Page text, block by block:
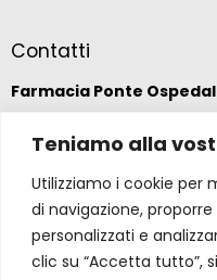
Teniamo alla
Utilizziamo i cookie per
di navigazione,
personalizzati e
clic su “Accetta tutto”,
Contatti
Farmacia Ponte
Via della Solidarietà 2,
47020 Longiano, Forlì-
(39) 0547 57265